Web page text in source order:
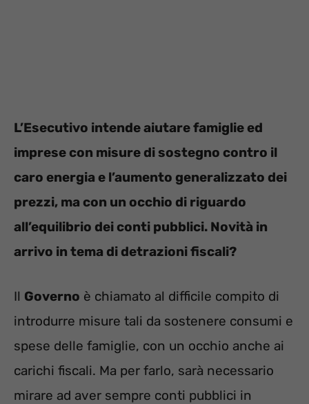
L’Esecutivo intende aiutare famiglie ed
imprese con misure di sostegno contro il
caro energia e l’aumento generalizzato dei
prezzi, ma con un occhio di riguardo
all’equilibrio dei conti pubblici. Novità in
arrivo in tema di detrazioni fiscali?
Il Governo è chiamato al difficile compito di
introdurre misure tali da sostenere consumi e
spese delle famiglie, con un occhio anche ai
carichi fiscali. Ma per farlo, sarà necessario
mirare ad aver sempre conti pubblici in